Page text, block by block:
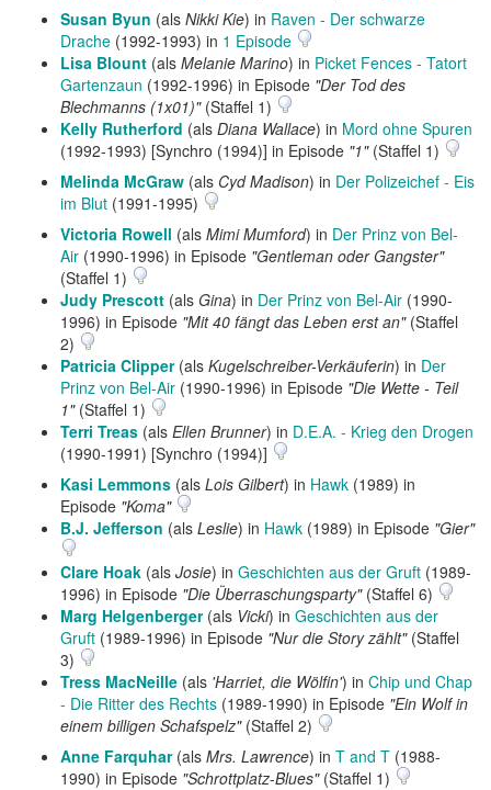
Susan Byun (als Nikki Kie) in Raven - Der schwarze
Drache (1992-1993) in 1 Episode
Lisa Blount (als Melanie Marino) in Picket Fences - Tatort
Gartenzaun (1992-1996) in Episode "Der Tod des
Blechmanns (1x01)"(Staffel 1)
Kelly Rutherford (als Diana Wallace) in Mord ohne Spuren
(1992-1993) [Synchro (1994)] in Episode "1"(Staffel 1)
Melinda McGraw (als Cyd Madison) in Der Polizeichef - Eis
im Blut (1991-1995)
Victoria Rowell (als Mimi Mumford) in Der Prinz von Bel-
Air (1990-1996) in Episode "Gentleman oder Gangster"
(Staffel 1)
Judy Prescott (als Gina) in Der Prinz von Bel-Air (1990-
1996) in Episode "Mit 40 fängt das Leben erst an"(Staffel
2)
Patricia Clipper(als Kugelschreiber-Verkäuferin) in Der
Prinz von Bel-Air (1990-1996) in Episode "Die Wette - Teil
1"(Staffel 1)
Terri Treas (als Ellen Brunner) in D.E.A. - Krieg den Drogen
(1990-1991) [Synchro (1994)]
Kasi Lemmons (als Lois Gilbert) in Hawk (1989) in
Episode "Koma"
B.J. Jefferson (als Leslie) in Hawk (1989) in Episode "Gier"
Clare Hoak (als Josie) in Geschichten aus der Gruft (1989-
1996) in Episode "Die Überraschungsparty"(Staffel 6)
Marg Helgenberger(als Vicki) in Geschichten aus der
Gruft (1989-1996) in Episode "Nur die Story zählt"(Staffel
3)
Tress MacNeille (als 'Harriet, die Wölfin') in Chip und Chap
- Die Ritter des Rechts (1989-1990) in Episode "Ein Wolf in
einem billigen Schafspelz"(Staffel 2)
Anne Farquhar(als Mrs. Lawrence) in T and T (1988-
1990) in Episode "Schrottplatz-Blues"(Staffel 1)